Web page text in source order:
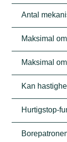
Antal
Maksimal
Maksimal
Kan
Hurtigstop-